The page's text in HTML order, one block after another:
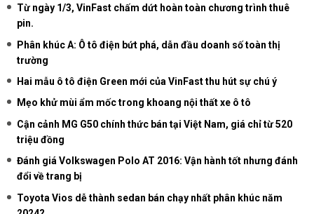
Từ ngày 1/3, VinFast chấm dứt hoàn toàn chương trình thuê
pin.
Phân khúc A: Ô tô điện bứt phá, dẫn đầu doanh số toàn thị
trường
Hai mẫu ô tô điện Green mới của VinFast thu hút sự chú ý
Mẹo khử mùi ẩm mốc trong khoang nội thất xe ô tô
Cận cảnh MG G50 chính thức bán tại Việt Nam, giá chỉ từ 520
triệu đồng
Đánh giá Volkswagen Polo AT 2016: Vận hành tốt nhưng đánh
đổi về trang bị
Toyota Vios dễ thành sedan bán chạy nhất phân khúc năm